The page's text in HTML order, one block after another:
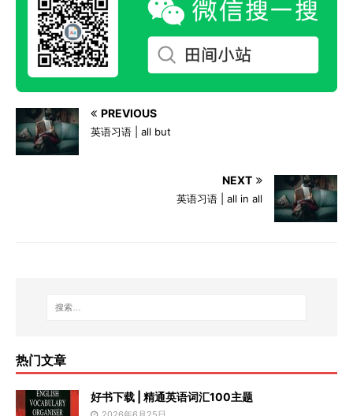
PREVIOUS
英语习语 | all but
NEXT
英语习语 | all in all
热门文章
好书下载 | 精通英语词汇100主题